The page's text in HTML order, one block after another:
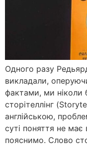
Одного разу
викладали,
фактами, ми ніколи
сторітеллінг
англійською,
суті поняття не
пояснимо. Слово